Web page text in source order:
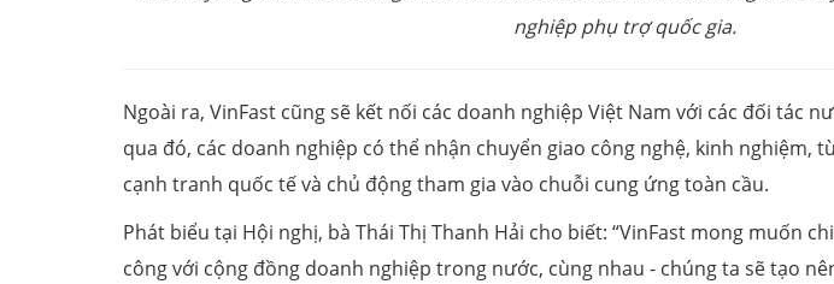
nghiệp phụ trợ quốc gia.
Ngoài ra, VinFast cũng sẽ kết nối các doanh nghiệp Việt Nam với các đối tác
qua đó, các doanh nghiệp có thể nhận chuyển giao công nghệ, kinh nghiệm,
cạnh tranh quốc tế và chủ động tham gia vào chuỗi cung ứng toàn cầu.
Phát biểu tại Hội nghị, bà Thái Thị Thanh Hải cho biết: “VinFast mong muốn
công với cộng đồng doanh nghiệp trong nước, cùng nhau - chúng ta sẽ tạo